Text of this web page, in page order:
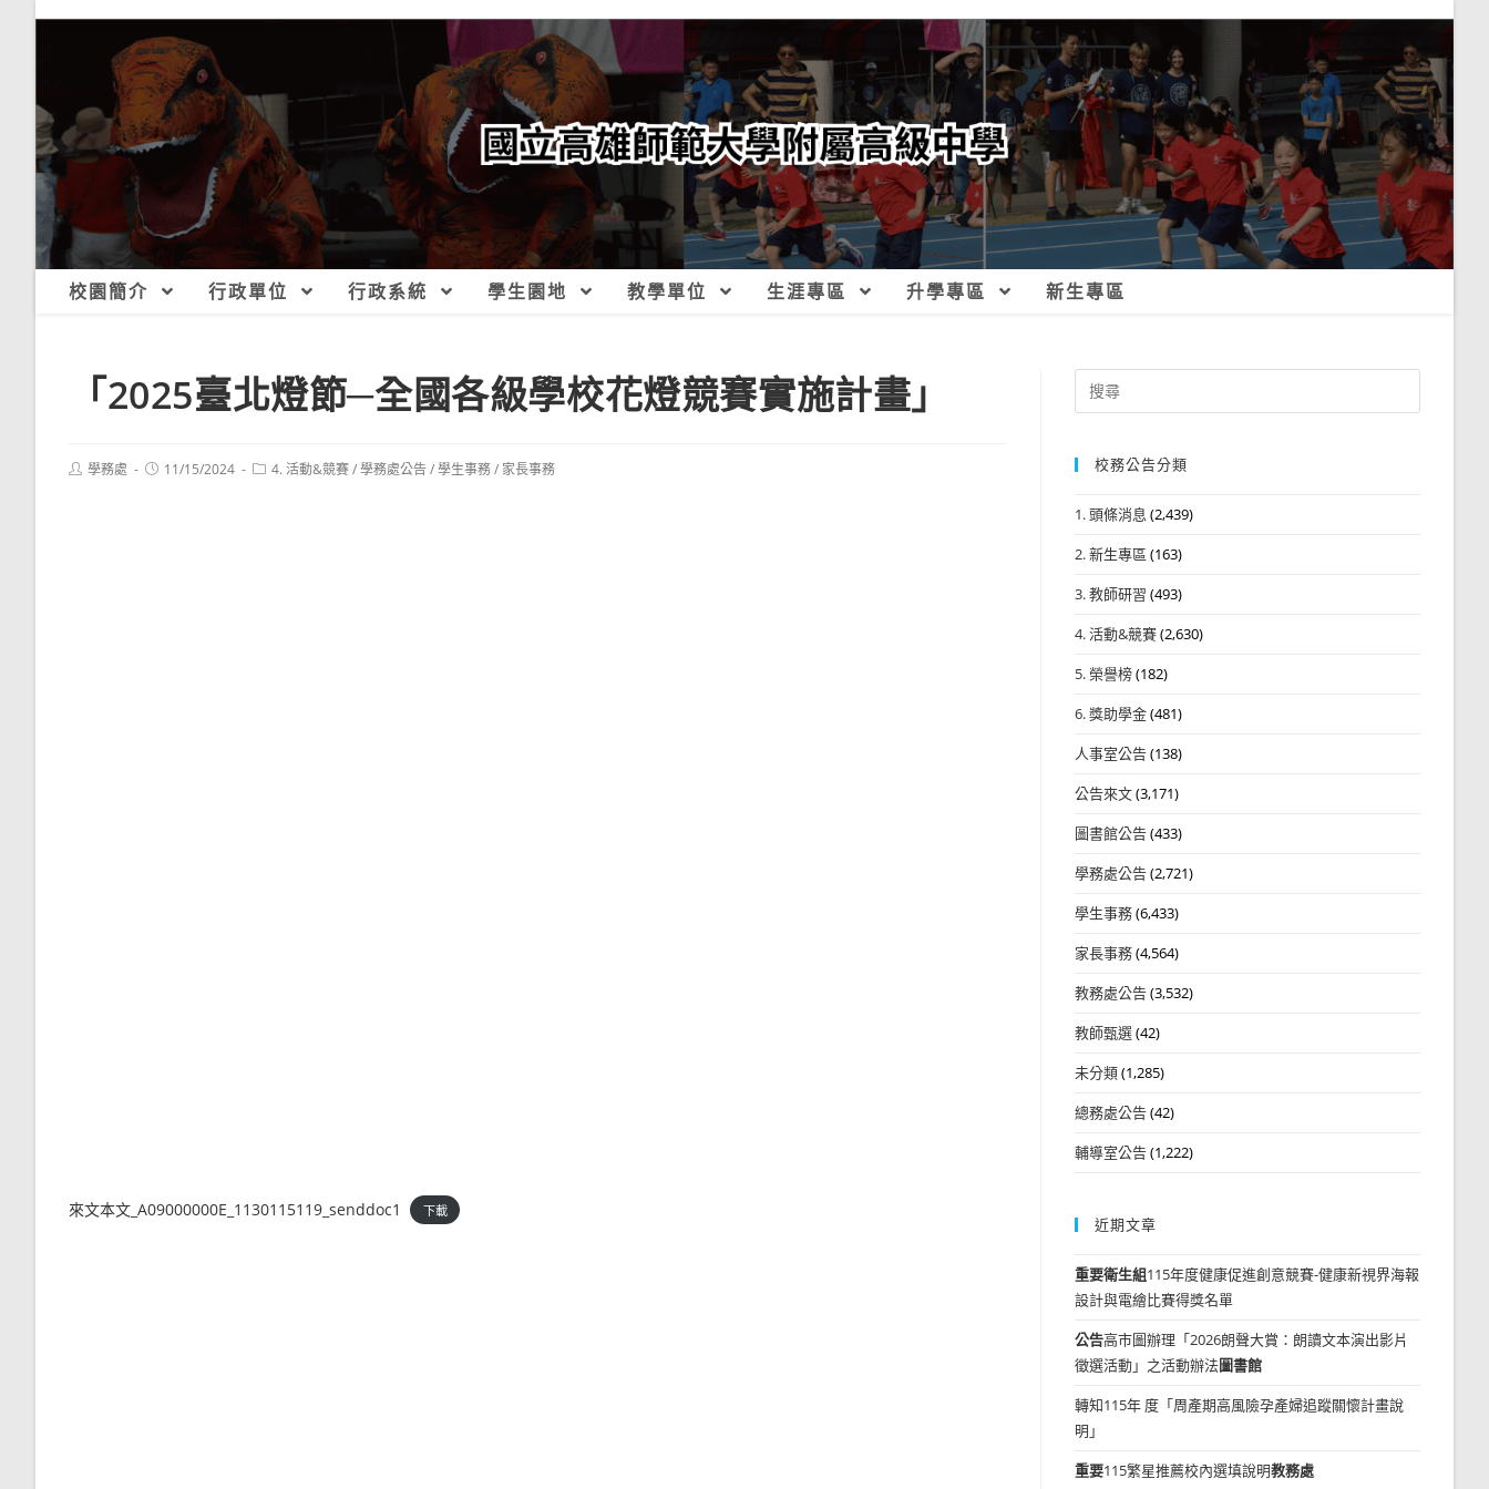
校園簡介 行政單位 行政系統 學生園地 教學單位 生涯專區 升學專區 新生專區
「2025臺北燈節─全國各級學校花燈競賽實施計畫」
Post學務處
Post11/15/2024
Post4. 活動&競賽/學務處公告/學生事務/ 家長事務
來文本文_A09000000E_1130115119_senddoc1 下載
Search
for:
校務公告分類
1. 頭條消息 (2,439)
2. 新生專區 (163)
3. 教師研習 (493)
4. 活動&競賽(2,630)
5. 榮譽榜(182)
6. 獎助學金(481)
人事室公告(138)
公告來文(3,171)
圖書館公告(433)
學務處公告(2,721)
學生事務(6,433)
家長事務(4,564)
教務處公告(3,532)
教師甄選(42)
未分類(1,285)
總務處公告(42)
輔導室公告(1,222)
近期文章
重要衛生組115年度健康促進創意競賽-健康新視界海報
設計與電繪比賽得獎名單
公告高市圖辦理「2026朗聲大賞：朗讀文本演出影片
徵選活動」之活動辦法圖書館
轉知115年 度「周產期高風險孕產婦追蹤關懷計畫說
明」
重要115繁星推薦校內選填說明教務處